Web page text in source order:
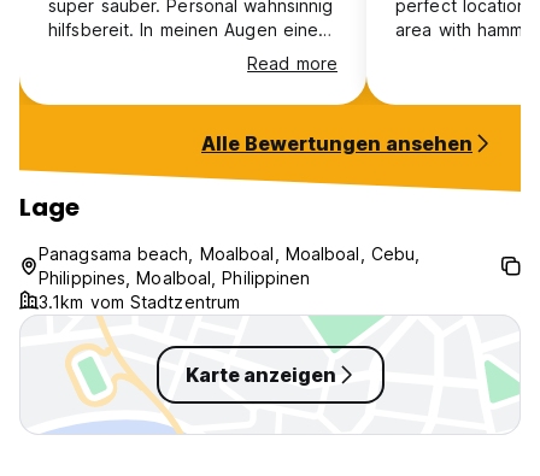
super sauber. Personal wahnsinnig
hilfsbereit. In meinen Augen eine
Read more
perfect location,
area with
Alle Bewertungen ansehen
Lage
Panagsama beach, Moalboal, Moalboal, Cebu,
Philippines, Moalboal, Philippinen
3.1km vom Stadtzentrum
Karte anzeigen